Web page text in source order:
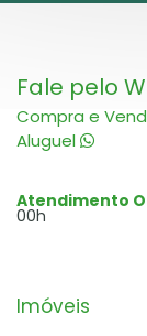
Fale pelo
Compra e
Aluguel
Atendimento
00h
Imóveis